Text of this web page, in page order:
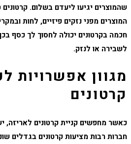
שהמוצרים יגיעו ליעדם בשלום. קרטונים
המוצרים מפני נזקים פיזיים, לחות
חכמה בקרטונים יכולה לחסוך לך כסף
לשבירה או לנזק.
מגוון אפשרויות
קרטונים
כאשר מחפשיםקניית קרטונים לאריזה,
חברות רבות מציעות קרטונים בגדלים